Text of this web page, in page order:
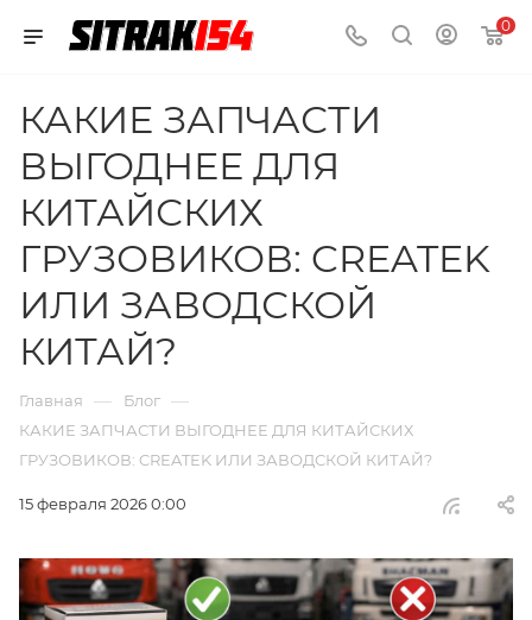
0
КАКИЕ ЗАПЧАСТИ
ВЫГОДНЕЕ ДЛЯ
КИТАЙСКИХ
ГРУЗОВИКОВ: CREATEK
ИЛИ ЗАВОДСКОЙ
КИТАЙ?
Главная — Блог —
КАКИЕ ЗАПЧАСТИ ВЫГОДНЕЕ ДЛЯ КИТАЙСКИХ
ГРУЗОВИКОВ: CREATEK ИЛИ ЗАВОДСКОЙ КИТАЙ?
15 февраля 2026 0:00